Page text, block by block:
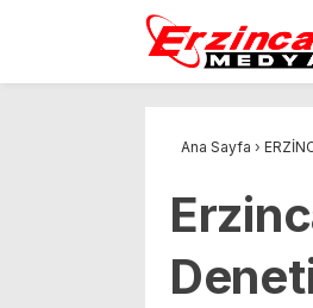
Ana Sayfa ›